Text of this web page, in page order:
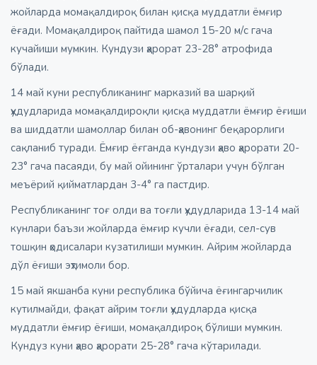
жойларда момақалдироқ билан қисқа муддатли ёмғир
ёғади. Момақалдироқ пайтида шамол 15-20 м/с гача
кучайиши мумкин. Кундузи ҳарорат 23-28° атрофида
бўлади.
14 май куни республиканинг марказий ва шарқий
ҳудудларида момақалдироқли қисқа муддатли ёмғир ёғиши
ва шиддатли шамоллар билан об-ҳавонинг беқарорлиги
сақланиб туради. Ёмғир ёғганда кундузи ҳаво ҳарорати 20-
23° гача пасаяди, бу май ойининг ўрталари учун бўлган
меъёрий қийматлардан 3-4° га пастдир.
Республиканинг тоғ олди ва тоғли ҳудудларида 13-14 май
кунлари баъзи жойларда ёмғир кучли ёғади, сел-сув
тошқин ҳодисалари кузатилиши мумкин. Айрим жойларда
дўл ёғиши эҳтимоли бор.
15 май якшанба куни республика бўйича ёғингарчилик
кутилмайди, фақат айрим тоғли ҳудудларда қисқа
муддатли ёмғир ёғиши, момақалдироқ бўлиши мумкин.
Кундуз куни ҳаво ҳарорати 25-28° гача кўтарилади.